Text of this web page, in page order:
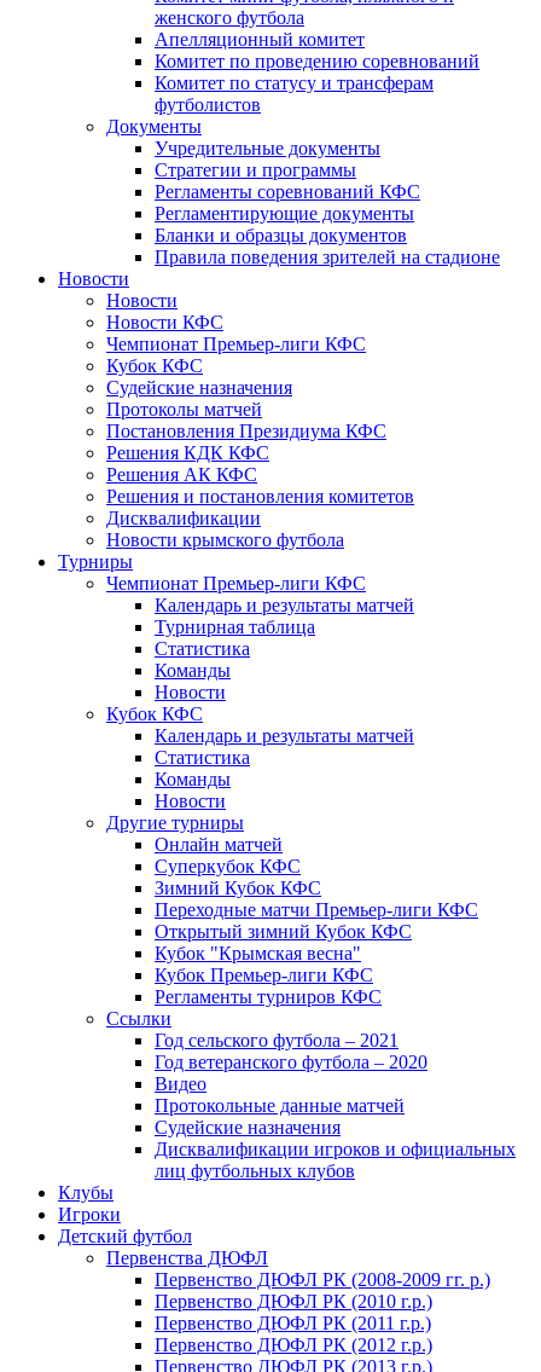
женского футбола
Апелляционный комитет
Комитет по проведению соревнований
Комитет по статусу и трансферам
футболистов
Документы
Учредительные документы
Стратегии и программы
Регламенты соревнований КФС
Регламентирующие документы
Бланки и образцы документов
Правила поведения зрителей на стадионе
Новости
Новости
Новости КФС
Чемпионат Премьер-лиги КФС
Кубок КФС
Судейские назначения
Протоколы матчей
Постановления Президиума КФС
Решения КДК КФС
Решения АК КФС
Решения и постановления комитетов
Дисквалификации
Новости крымского футбола
Турниры
Чемпионат Премьер-лиги КФС
Календарь и результаты матчей
Турнирная таблица
Статистика
Команды
Новости
Кубок КФС
Календарь и результаты матчей
Статистика
Команды
Новости
Другие турниры
Онлайн матчей
Суперкубок КФС
Зимний Кубок КФС
Переходные матчи Премьер-лиги КФС
Открытый зимний Кубок КФС
Кубок "Крымская весна"
Кубок Премьер-лиги КФС
Регламенты турниров КФС
Ссылки
Год сельского футбола – 2021
Год ветеранского футбола – 2020
Видео
Протокольные данные матчей
Судейские назначения
Дисквалификации игроков и официальных
лиц футбольных клубов
Клубы
Игроки
Детский футбол
Первенства ДЮФЛ
Первенство ДЮФЛ РК (2008-2009 гг. р.)
Первенство ДЮФЛ РК (2010 г.р.)
Первенство ДЮФЛ РК (2011 г.р.)
Первенство ДЮФЛ РК (2012 г.р.)
Первенство ДЮФЛ РК (2013 г.р.)